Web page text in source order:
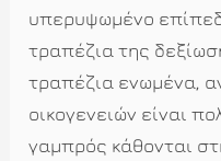
υπερυψωμένο
τραπέζια της
τραπέζια ενωμένα,
οικογενειών είναι
γαμπρός κάθονται